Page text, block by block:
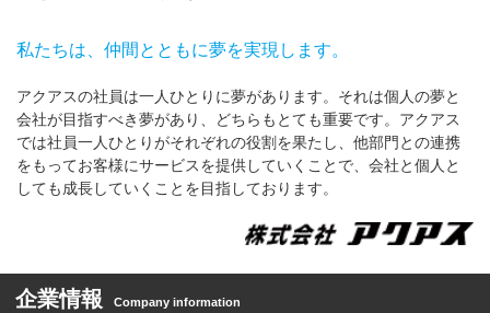
私たちは、仲間とともに夢を実現します。
アクアスの社員は一人ひとりに夢があります。それは個人の夢と
会社が目指すべき夢があり、どちらもとても重要です。アクアス
では社員一人ひとりがそれぞれの役割を果たし、他部門との連携
をもってお客様にサービスを提供していくことで、会社と個人と
しても成長していくことを目指しております。
企業情報 Company information